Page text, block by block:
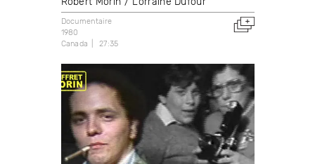
Documentaire
1980
Canada
27:35